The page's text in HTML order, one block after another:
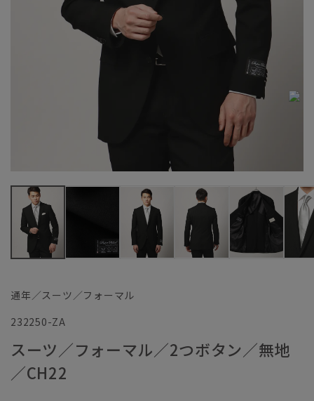
通年／スーツ／フォーマル
232250-ZA
スーツ／フォーマル／2つボタン／無地
／CH22